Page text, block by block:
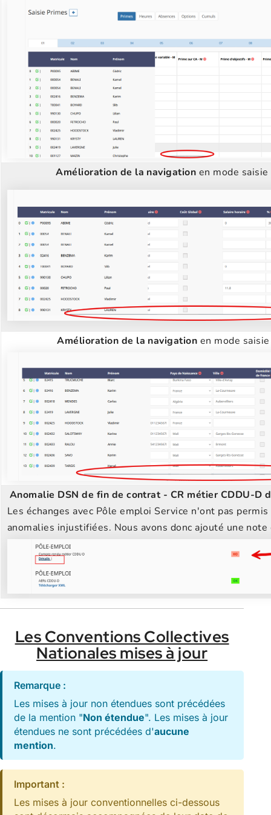
Amélioration de la navigation en mode
Amélioration de la navigation en mode
Anomalie DSN de fin de contrat - CR métier CDDU-D
Les échanges avec Pôle emploi Service n'ont pas
anomalies injustifiées. Nous avons donc ajouté une
Les Conventions Collectives
Nationales mises à jour
Remarque :
Les mises à jour non étendues sont précédées
de la mention "Non étendue". Les mises à jour
étendues ne sont précédées d'aucune
mention.
Important :
Les mises à jour conventionnelles ci-dessous